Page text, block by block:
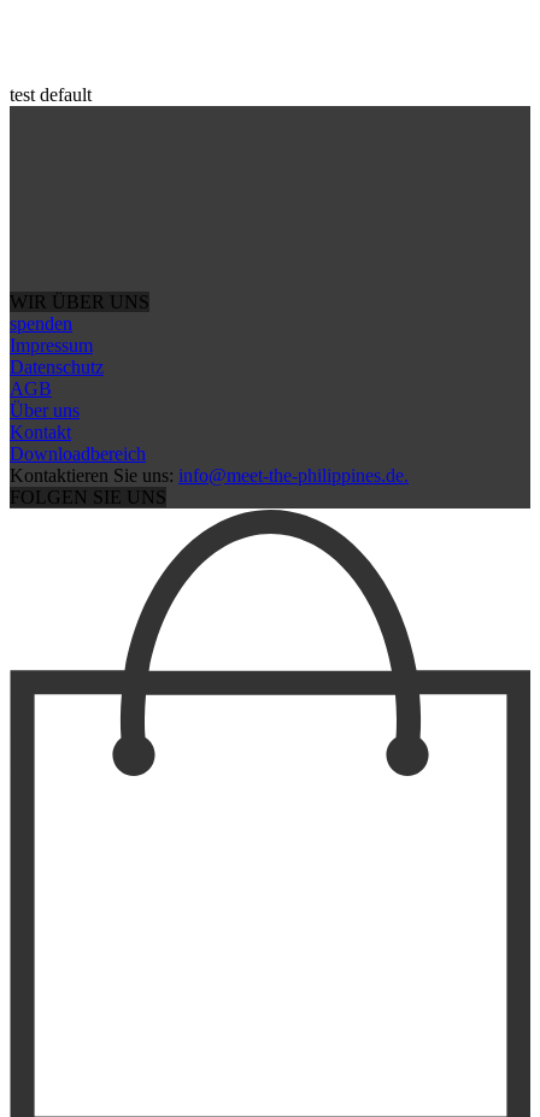
test default
WIR ÜBER UNS
spenden
Impressum
Datenschutz
AGB
Über uns
Kontakt
Downloadbereich
Kontaktieren Sie uns: info@meet-the-philippines.de.
FOLGEN SIE UNS